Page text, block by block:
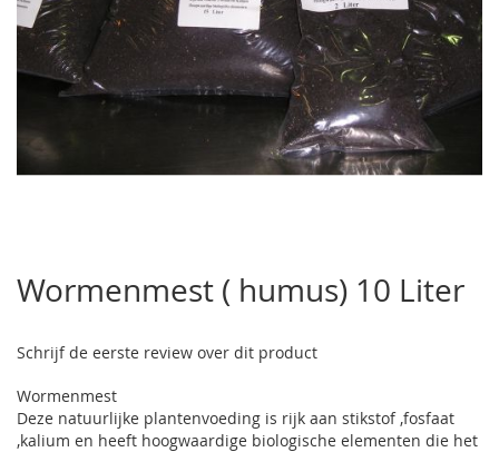
het
begin
de
gallerij
Wormenmest ( humus) 10 Liter
Schrijf de eerste review over dit product
Wormenmest
Deze natuurlijke plantenvoeding is rijk aan stikstof ,fosfaat
,kalium en heeft hoogwaardige biologische elementen die het